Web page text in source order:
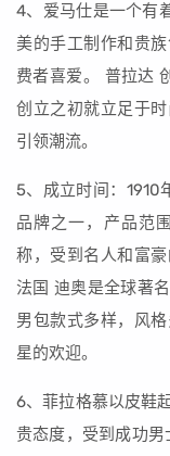
4、爱马仕是一个有
美的手工制作和贵
费者喜爱。 普拉达
创立之初就立足于
引领潮流。
5、成立时间：1910
品牌之一，产品范
称，受到名人和富
法国 迪奥是全球著
男包款式多样，风
星的欢迎。
6、菲拉格慕以皮鞋
贵态度，受到成功男